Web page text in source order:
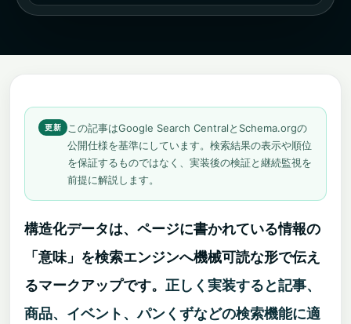
この記事はGoogle Search CentralとSchema.orgの
公開仕様を基準にしています。検索結果の表示や順位
を保証するものではなく、実装後の検証と継続監視を
前提に解説します。
構造化データは、ページに書かれている情報の
「意味」を検索エンジンへ機械可読な形で伝え
るマークアップです。 正しく実装すると記事、
商品、イベント、パンくずなどの検索機能に適